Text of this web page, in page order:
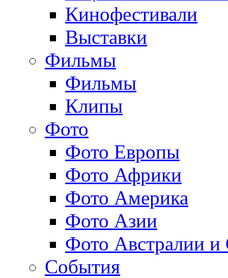
Кинофестивали
Выставки
Фильмы
Фильмы
Клипы
Фото
Фото Европы
Фото Африки
Фото Америка
Фото Азии
Фото Австралии и
События